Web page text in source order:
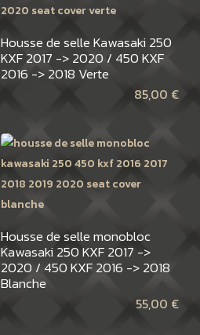
Housse de selle Kawasaki 250
KXF 2017 -> 2020 / 450 KXF
2016 -> 2018 Verte
85,00 €
Housse de selle monobloc
Kawasaki 250 KXF 2017 ->
2020 / 450 KXF 2016 -> 2018
Blanche
55,00 €